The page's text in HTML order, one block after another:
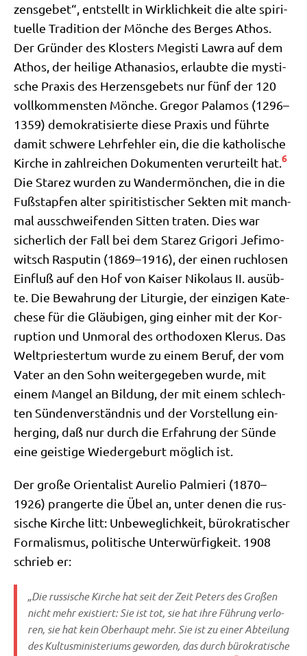
zens­ge­bet“, ent­stellt in Wirk­lich­keit die alte spi­ri­
tu­el­le Tra­di­ti­on der Mön­che des Ber­ges Athos.
Der Grün­der des Klo­sters Megi­sti Lawra auf dem
Athos, der hei­li­ge Atha­na­si­os, erlaub­te die mysti­
sche Pra­xis des Her­zens­ge­bets nur fünf der 120
voll­kom­men­sten Mön­che. Gre­gor Pala­mos (1296–
1359) demo­kra­ti­sier­te die­se Pra­xis und führ­te
damit schwe­re Lehr­feh­ler ein, die die katho­li­sche
Kir­che in zahl­rei­chen Doku­men­ten ver­ur­teilt hat. 6
Die Sta­rez wur­den zu Wan­der­mön­chen, die in die
Fuß­stap­fen alter spi­ri­ti­sti­scher Sek­ten mit manch­
mal aus­schwei­fen­den Sit­ten tra­ten. Dies war
sicher­lich der Fall bei dem Sta­rez Gri­go­ri Jefi­mo­
witsch Ras­pu­tin (1869–1916), der einen ruch­lo­sen
Ein­fluß auf den Hof von Kai­ser Niko­laus II. aus­üb­
te. Die Bewah­rung der Lit­ur­gie, der ein­zi­gen Kate­
che­se für die Gläu­bi­gen, ging ein­her mit der Kor­
rup­ti­on und Unmo­ral des ortho­do­xen Kle­rus. Das
Welt­prie­ster­tum wur­de zu einem Beruf, der vom
Vater an den Sohn wei­ter­ge­ge­ben wur­de, mit
einem Man­gel an Bil­dung, der mit einem schlech­
ten Sün­den­ver­ständ­nis und der Vor­stel­lung ein­
her­ging, daß nur durch die Erfah­rung der Sün­de
eine gei­sti­ge Wie­der­ge­burt mög­lich ist.
Der gro­ße Ori­en­ta­list Aure­lio Pal­mie­ri (1870–
1926) pran­ger­te die Übel an, unter denen die rus­
si­sche Kir­che litt: Unbe­weg­lich­keit, büro­kra­ti­scher
For­ma­lis­mus, poli­ti­sche Unter­wür­fig­keit. 1908
schrieb er:
„Die rus­si­sche Kir­che hat seit der Zeit Peters des Gro­ßen
nicht mehr exi­stiert: Sie ist tot, sie hat ihre Füh­rung ver­lo­
ren, sie hat kein Ober­haupt mehr. Sie ist zu einer Abtei­lung
des Kul­tus­mi­ni­ste­ri­ums gewor­den, das durch büro­kra­ti­sche